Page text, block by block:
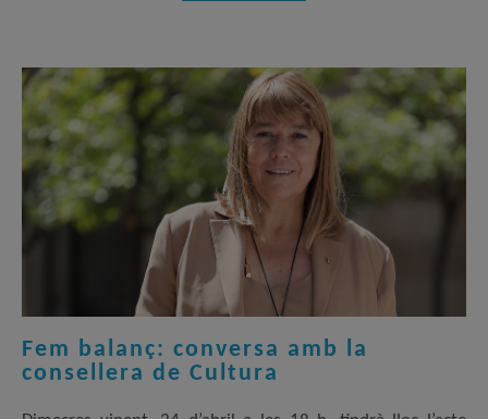
Fem balanç: conversa amb la
consellera de Cultura